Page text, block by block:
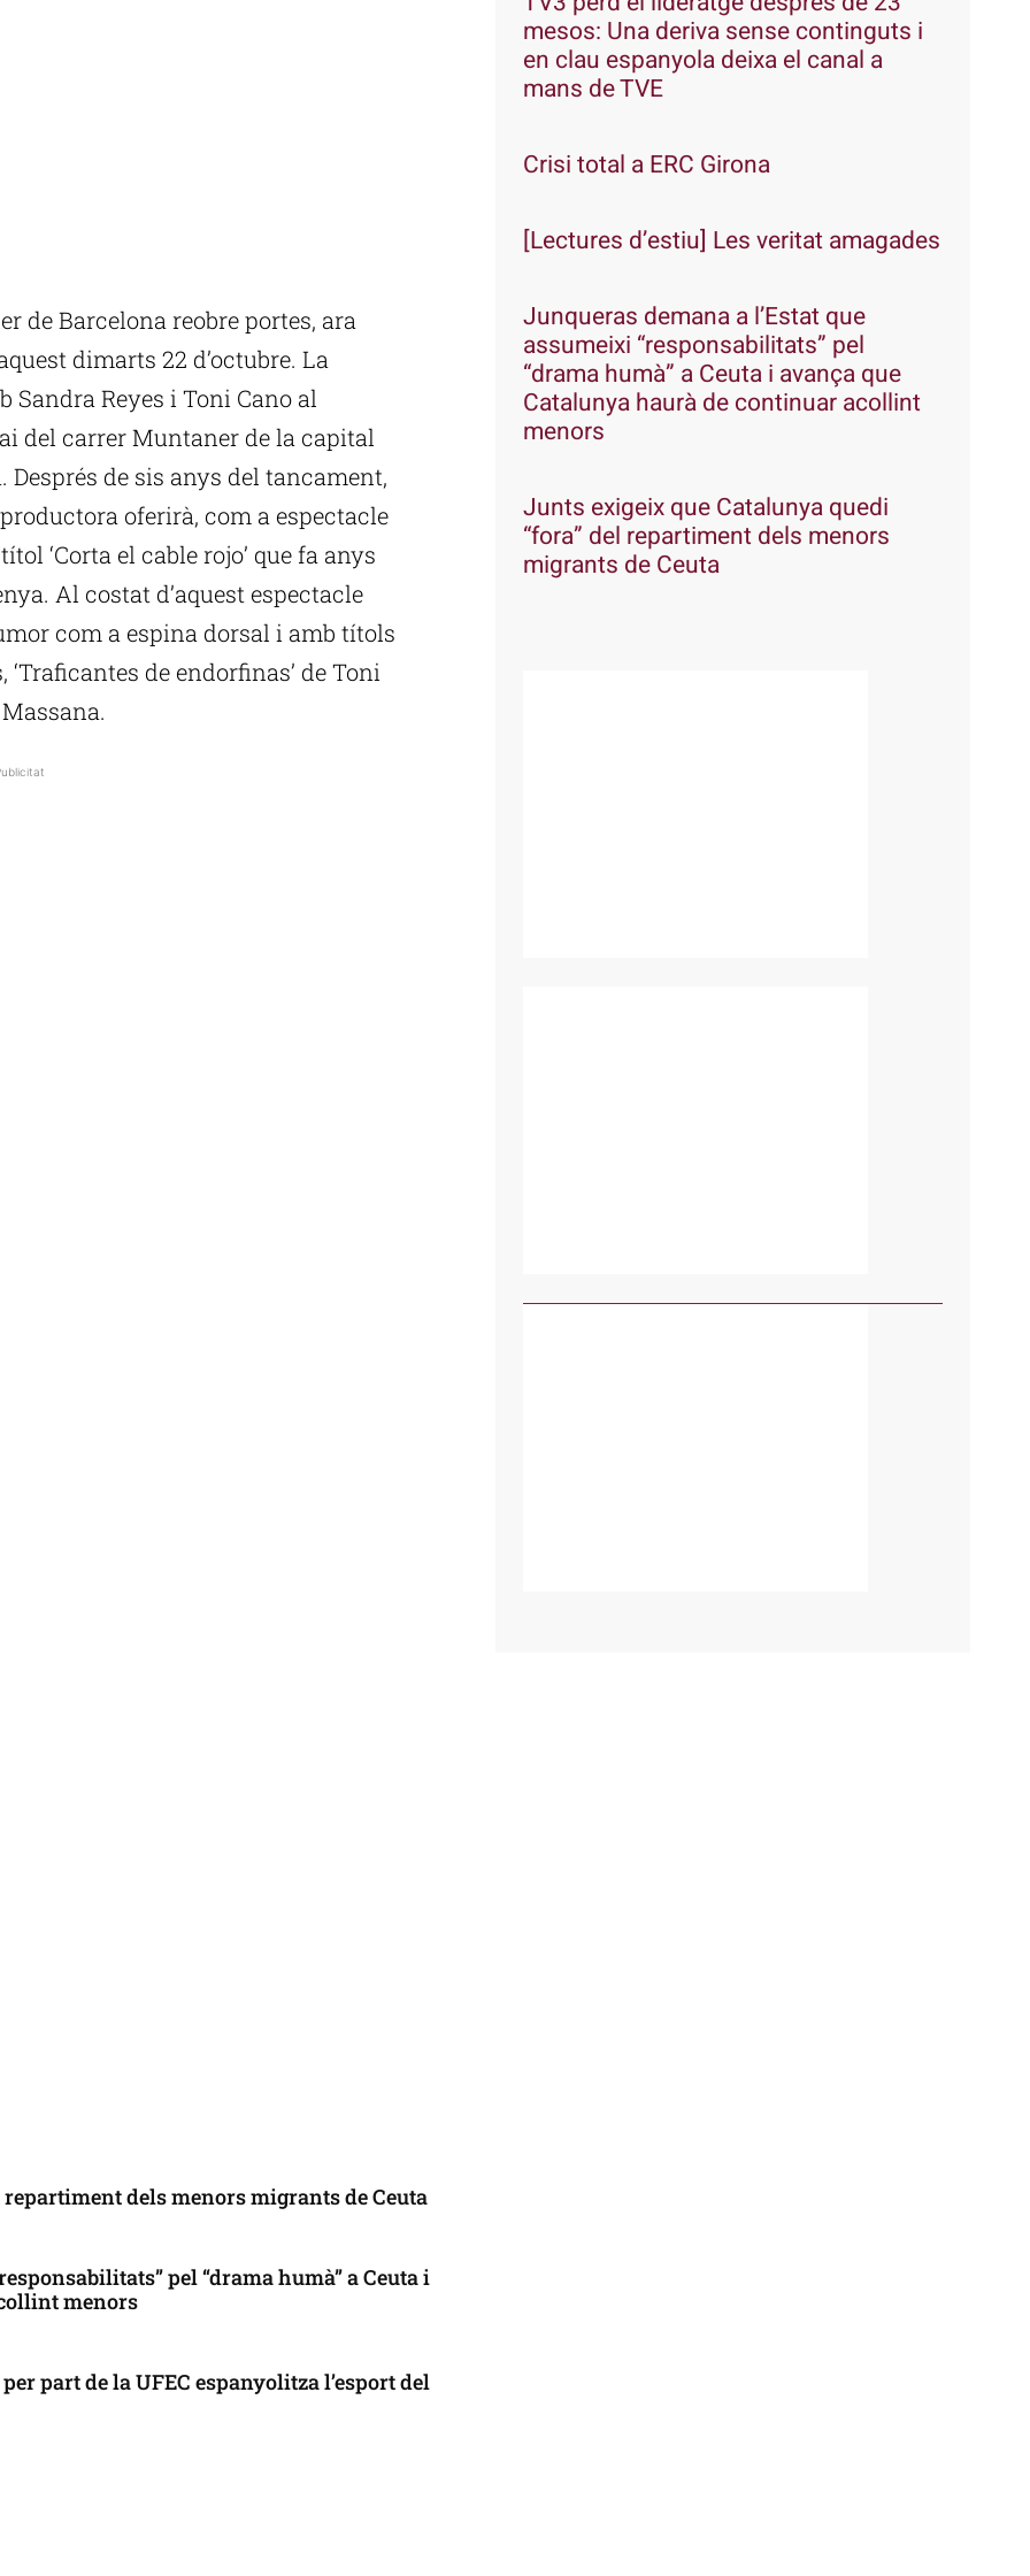
de Barcelona reobre portes, ara
dimarts 22 d’octubre. La
Sandra Reyes i Toni Cano al
del carrer Muntaner de la capital
de sis anys del tancament,
oferirà, com a espectacle
‘Corta el cable rojo’ que fa anys
Al costat d’aquest espectacle
com a espina dorsal i amb títols
‘Traficantes de endorfinas’ de Toni
Massana.
dels menors migrants de Ceuta
pel “drama humà” a Ceuta i
menors
part de la UFEC espanyolitza l’esport del
mesos: Una deriva sense continguts i
en clau espanyola deixa el canal a
mans de TVE
Crisi total a ERC Girona
[Lectures d’estiu] Les veritat amagades
Junqueras demana a l’Estat que
assumeixi “responsabilitats” pel
“drama humà” a Ceuta i avança que
Catalunya haurà de continuar acollint
menors
Junts exigeix que Catalunya quedi
“fora” del repartiment dels menors
migrants de Ceuta